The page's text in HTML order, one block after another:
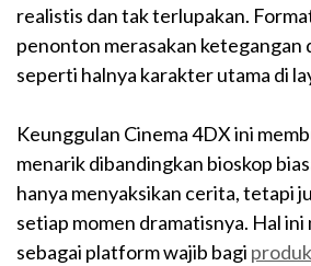
realistis dan tak terlupakan.
penonton merasakan ketegangan
seperti halnya karakter utama di
Keunggulan Cinema 4DX ini
menarik dibandingkan bioskop
hanya menyaksikan cerita, tetapi
setiap momen dramatisnya. Hal
sebagai platform wajib bagi